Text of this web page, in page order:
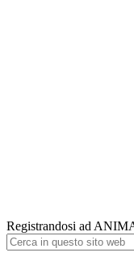
Registrandosi ad
Barra
Cerca
in